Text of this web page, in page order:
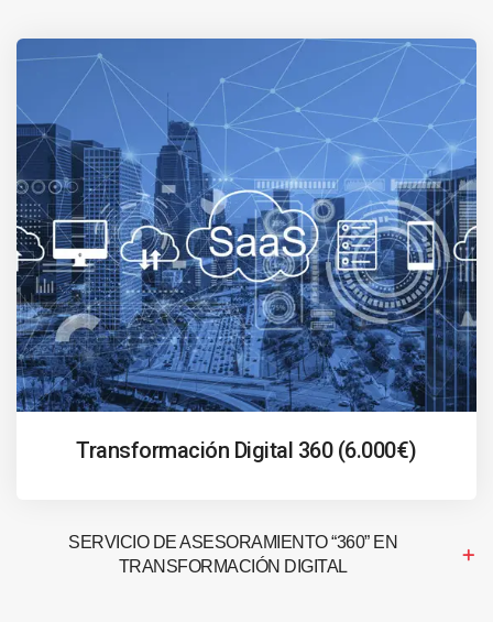
Transformación Digital 360 (6.000€)
SERVICIO DE ASESORAMIENTO “360” EN
TRANSFORMACIÓN DIGITAL